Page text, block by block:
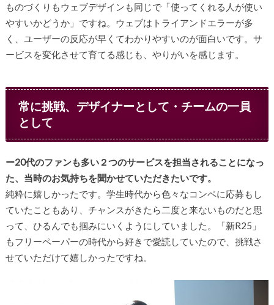
ものづくりもウェブデザインも同じで「使ってくれる人が使い
やすいかどうか」ですね。ウェブはトライアンドエラーが多
く、ユーザーの反応が早くてわかりやすいのが面白いです。サ
ービスを変化させて育てる感じも、やりがいを感じます。
常に挑戦、デザイナーとして・チームの一員
として
ー20代のファンも多い２つのサービスを担当されることになっ
た、当時のお気持ちを聞かせていただきたいです。
純粋に嬉しかったです。学生時代から色々なコンペに応募もし
ていたこともあり、チャンスがきたら二度と来ないものだと思
って、ひるんでも掴みにいくようにしていました。「新R25」
もフリーペーパーの時代から好きで愛読していたので、挑戦さ
せていただけて嬉しかったですね。